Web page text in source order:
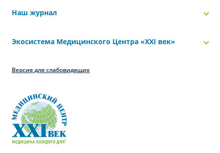
Наш журнал
Экосистема Медицинского Центра «‎XXI век»
Версия для слабовидящих